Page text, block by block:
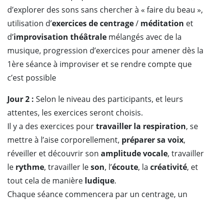
d’explorer des sons sans chercher à « faire du beau »,
utilisation d’exercices de centrage/ méditation et
d’improvisation théâtrale mélangés avec de la
musique, progression d’exercices pour amener dès la
1ère séance à improviser et se rendre compte que
c’est possible
Jour 2 : Selon le niveau des participants, et leurs
attentes, les exercices seront choisis.
Il y a des exercices pourtravailler la respiration, se
mettre à l’aise corporellement, préparer sa voix,
réveiller et découvrir son amplitude vocale, travailler
le rythme, travailler leson, l’écoute, la créativité, et
tout cela de manière ludique.
Chaque séance commencera par un centrage, un